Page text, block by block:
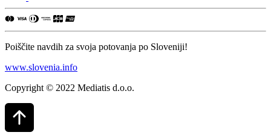
Poiščite navdih za svoja potovanja po Sloveniji!
www.slovenia.info
Copyright © 2022 Mediatis d.o.o.